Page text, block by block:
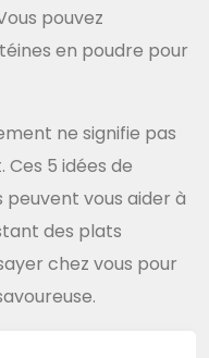
pouvez
en poudre pour
ne signifie pas
Ces 5 idées de
vous aider à
des plats
chez vous pour